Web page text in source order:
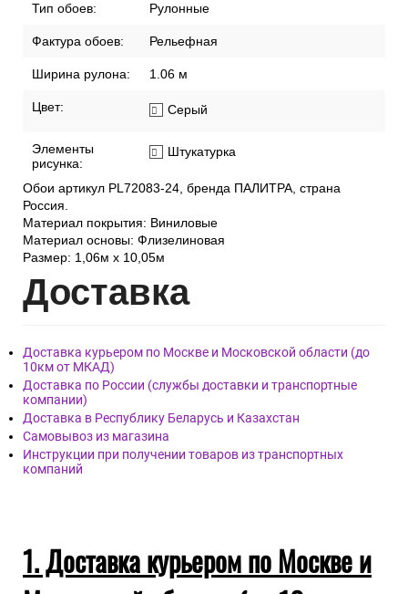
Тип обоев: Рулонные
Фактура обоев: Рельефная
Ширина рулона: 1.06 м
Цвет: Серый
Элементы
рисунка:
Штукатурка
Обои артикул PL72083-24, бренда ПАЛИТРА, страна
Россия.
Материал покрытия: Виниловые
Материал основы: Флизелиновая
Размер: 1,06м х 10,05м
Доставка
Доставка курьером по Москве и Московской области (до
10км от МКАД)
Доставка по России (службы доставки и транспортные
компании)
Доставка в Республику Беларусь и Казахстан
Самовывоз из магазина
Инструкции при получении товаров из транспортных
компаний
1. Доставка курьером по Москве и